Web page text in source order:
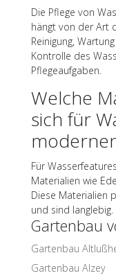
Die Pflege von
hängt von der Art
Reini­gung,
Kontrolle des
Pflegeaufgaben.
Welche
sich für
Für
Mate­ria­lien wie
Diese Mate­ria­lien
und sind langlebig.
Garten­bau
Garten­bau
Garten­bau Alzey